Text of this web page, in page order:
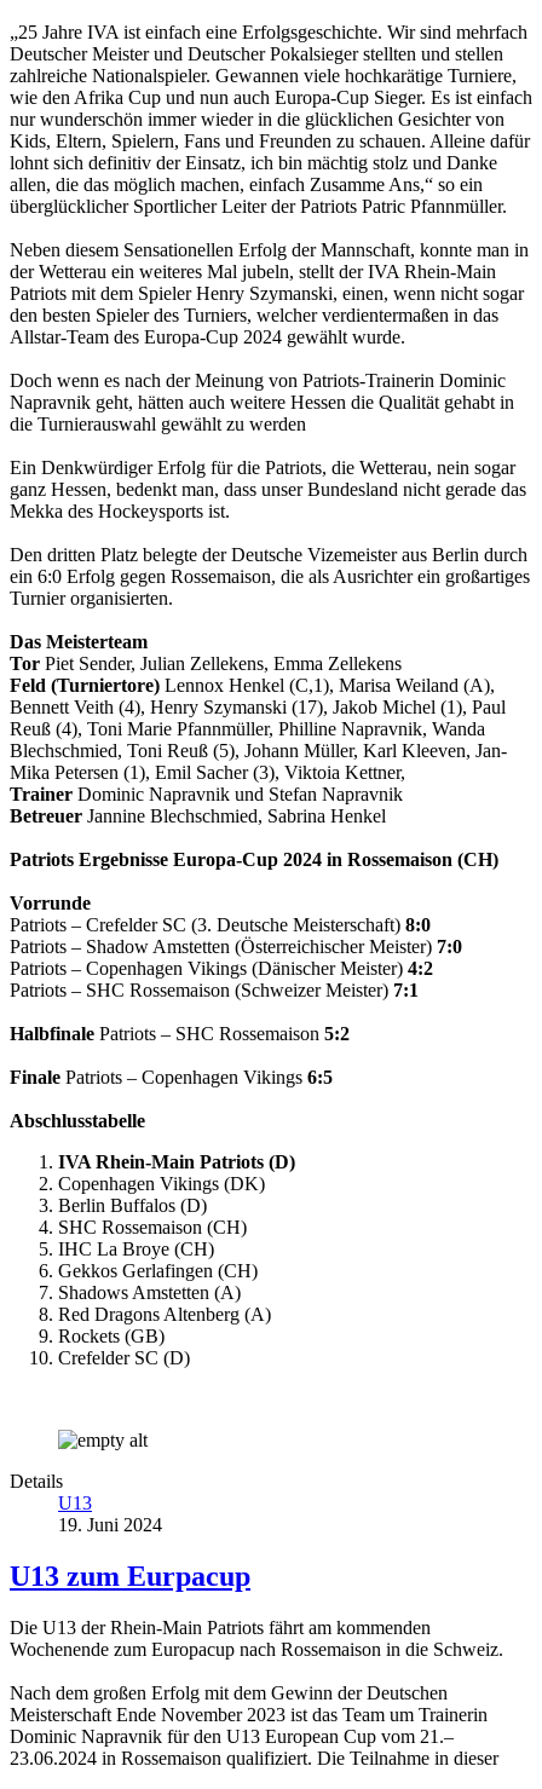
„25 Jahre IVA ist einfach eine Erfolgsgeschichte. Wir sind mehrfach
Deutscher Meister und Deutscher Pokalsieger stellten und stellen
zahlreiche Nationalspieler. Gewannen viele hochkarätige Turniere,
wie den Afrika Cup und nun auch Europa-Cup Sieger. Es ist einfach
nur wunderschön immer wieder in die glücklichen Gesichter von
Kids, Eltern, Spielern, Fans und Freunden zu schauen. Alleine dafür
lohnt sich definitiv der Einsatz, ich bin mächtig stolz und Danke
allen, die das möglich machen, einfach Zusamme Ans,“ so ein
überglücklicher Sportlicher Leiter der Patriots Patric Pfannmüller.
Neben diesem Sensationellen Erfolg der Mannschaft, konnte man in
der Wetterau ein weiteres Mal jubeln, stellt der IVA Rhein-Main
Patriots mit dem Spieler Henry Szymanski, einen, wenn nicht sogar
den besten Spieler des Turniers, welcher verdientermaßen in das
Allstar-Team des Europa-Cup 2024 gewählt wurde.
Doch wenn es nach der Meinung von Patriots-Trainerin Dominic
Napravnik geht, hätten auch weitere Hessen die Qualität gehabt in
die Turnierauswahl gewählt zu werden
Ein Denkwürdiger Erfolg für die Patriots, die Wetterau, nein sogar
ganz Hessen, bedenkt man, dass unser Bundesland nicht gerade das
Mekka des Hockeysports ist.
Den dritten Platz belegte der Deutsche Vizemeister aus Berlin durch
ein 6:0 Erfolg gegen Rossemaison, die als Ausrichter ein großartiges
Turnier organisierten.
Das Meisterteam
Tor Piet Sender, Julian Zellekens, Emma Zellekens
Feld (Turniertore) Lennox Henkel (C,1), Marisa Weiland (A),
Bennett Veith (4), Henry Szymanski (17), Jakob Michel (1), Paul
Reuß (4), Toni Marie Pfannmüller, Philline Napravnik, Wanda
Blechschmied, Toni Reuß (5), Johann Müller, Karl Kleeven, Jan-
Mika Petersen (1), Emil Sacher (3), Viktoia Kettner,
Trainer Dominic Napravnik und Stefan Napravnik
Betreuer Jannine Blechschmied, Sabrina Henkel
Patriots Ergebnisse Europa-Cup 2024 in Rossemaison (CH)
Vorrunde
Patriots – Crefelder SC (3. Deutsche Meisterschaft) 8:0
Patriots – Shadow Amstetten (Österreichischer Meister) 7:0
Patriots – Copenhagen Vikings (Dänischer Meister) 4:2
Patriots – SHC Rossemaison (Schweizer Meister) 7:1
Halbfinale Patriots – SHC Rossemaison 5:2
Finale Patriots – Copenhagen Vikings 6:5
Abschlusstabelle
IVA Rhein-Main Patriots (D)
Copenhagen Vikings (DK)
Berlin Buffalos (D)
SHC Rossemaison (CH)
IHC La Broye (CH)
Gekkos Gerlafingen (CH)
Shadows Amstetten (A)
Red Dragons Altenberg (A)
Rockets (GB)
Crefelder SC (D)
Details
U13
19. Juni 2024
U13 zum Eurpacup
Die U13 der Rhein-Main Patriots fährt am kommenden
Wochenende zum Europacup nach Rossemaison in die Schweiz.
Nach dem großen Erfolg mit dem Gewinn der Deutschen
Meisterschaft Ende November 2023 ist das Team um Trainerin
Dominic Napravnik für den U13 European Cup vom 21.–
23.06.2024 in Rossemaison qualifiziert. Die Teilnahme in dieser